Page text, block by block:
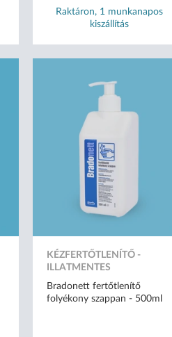
Raktáron, 1 munkanapos
kiszállítás
KÉZFERTŐTLENÍTŐ -
ILLATMENTES
Bradonett fertőtlenítő
folyékony szappan - 500ml